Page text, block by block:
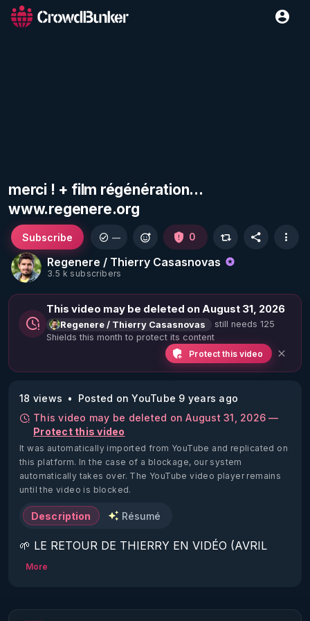
merci ! + film régénération...
www.regenere.org
Regenere / Thierry Casasnovas
3.5 k subscribers
Subscribe — 0
This video may be deleted on August 31, 2026
Regenere / Thierry Casasnovas
still needs 125
Shields this month to protect its content
Protect this video
18 views
Posted on YouTube 9 years ago
This video may be deleted on August 31, 2026 —
Protect this video
It was automatically imported from YouTube and replicated on
this platform. In the case of a blockage, our system
automatically takes over. The YouTube video player remains
until the video is blocked.
Description Résumé
🌱 LE RETOUR DE THIERRY EN VIDÉO (AVRIL
2022)!
https://www.rgnr.fr/presentation.html
More